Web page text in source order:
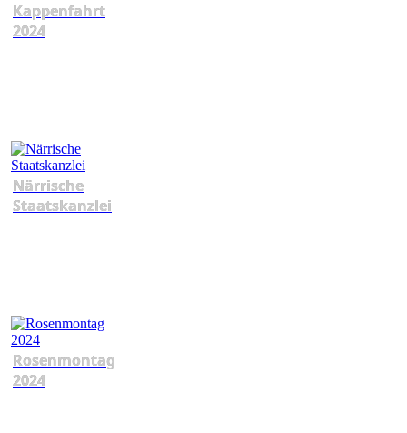
Kappenfahrt
2024
Närrische
Staatskanzlei
Rosenmontag
2024